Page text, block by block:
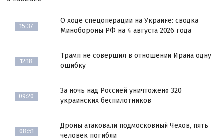
15:37
О ходе спецоперации на Украине: сводка
Минобороны РФ на 4 августа 2026 года
12:18
Трамп не совершил в отношении Ирана одну
ошибку
09:20
За ночь над Россией уничтожено 320
украинских беспилотников
08:51
Дроны атаковали подмосковный Чехов, пять
человек погибли